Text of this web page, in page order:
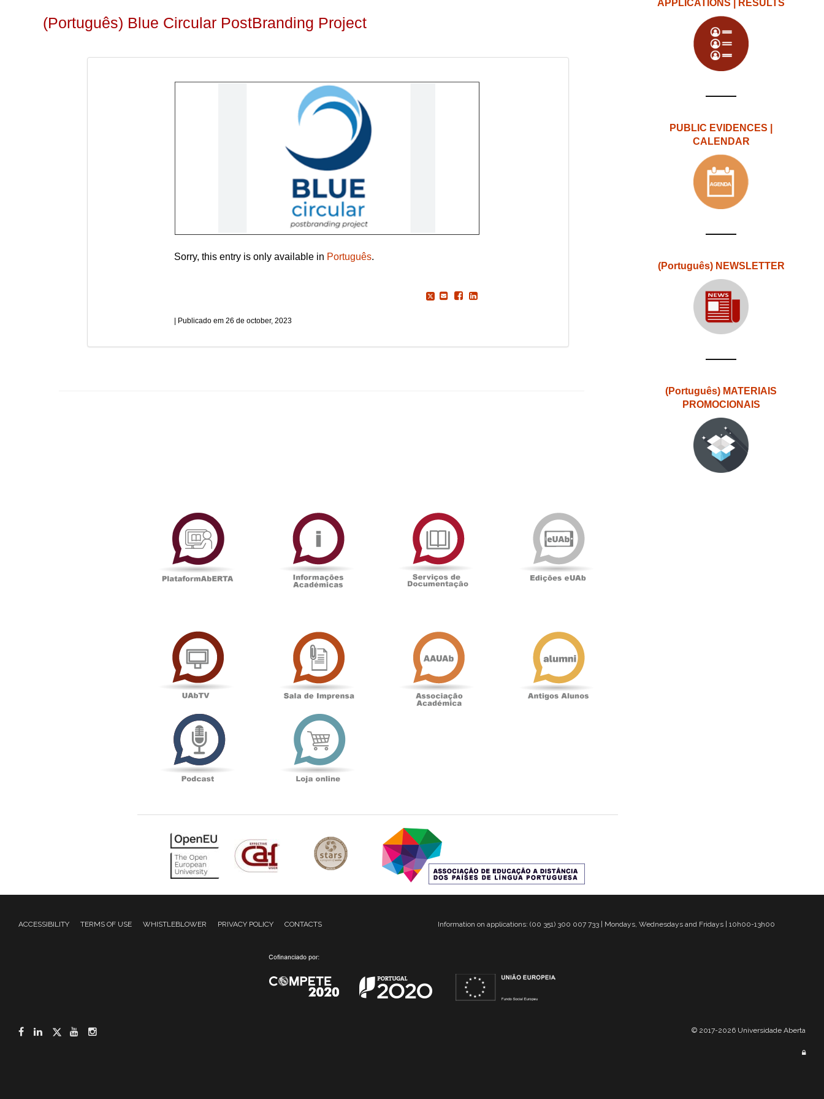
(Português) Blue Circular PostBranding Project
Sorry, this entry is only available in Português.
26 de october, 2023
APPLICATIONS | RESULTS
PUBLIC EVIDENCES |
CALENDAR
(Português) NEWSLETTER
(Português) MATERIAIS
PROMOCIONAIS
PlataformAberta
Académicas
Documentação
ACCESSIBILITY TERMS OF USE WHISTLEBLOWER PRIVACY POLICY CONTACTS Information on applications: (00 351) 300 007 733 | Mondays, Wednesdays and Fridays | 10h00-13h00
Facebook
LinkedIn
Twitter
YouTube © 2017-2026 Universidade Aberta